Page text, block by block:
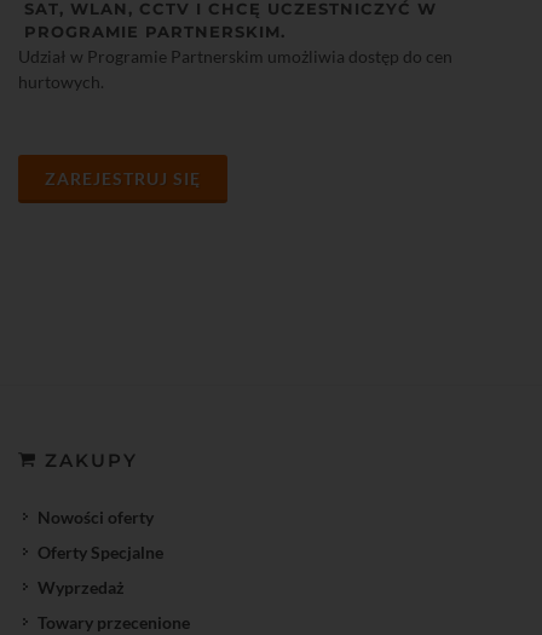
SAT, WLAN, CCTV I CHCĘ UCZESTNICZYĆ W
PROGRAMIE PARTNERSKIM.
Udział w Programie Partnerskim umożliwia dostęp do cen
hurtowych.
ZAREJESTRUJ SIĘ
ZAKUPY
Nowości oferty
Oferty Specjalne
Wyprzedaż
Towary przecenione